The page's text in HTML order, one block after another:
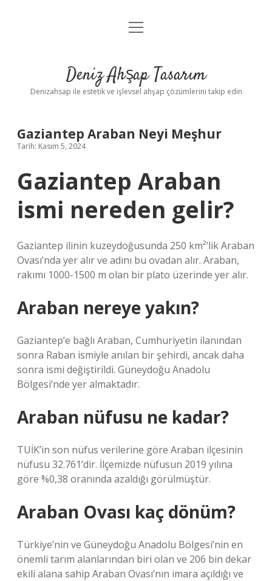
Anasayfa
Yasal Uyarı
menüyü
Deniz Ahşap Tasarım
Denizahsap ile estetik ve işlevsel ahşap çözümlerini takip edin
Gaziantep Araban Neyi Meşhur
Tarih: Kasım 5, 2024
Gaziantep Araban
ismi nereden gelir?
Gaziantep ilinin kuzeydoğusunda 250 km²’lik Araban
Ovası’nda yer alır ve adını bu ovadan alır. Araban,
rakımı 1000-1500 m olan bir plato üzerinde yer alır.
Araban nereye yakın?
Gaziantep’e bağlı Araban, Cumhuriyetin ilanından
sonra Raban ismiyle anılan bir şehirdi, ancak daha
sonra ismi değiştirildi. Güneydoğu Anadolu
Bölgesi’nde yer almaktadır.
Araban nüfusu ne kadar?
TUİK’in son nüfus verilerine göre Araban ilçesinin
nüfusu 32.761’dir. İlçemizde nüfusun 2019 yılına
göre %0,38 oranında azaldığı görülmüştür.
Araban Ovası kaç dönüm?
Türkiye’nin ve Güneydoğu Anadolu Bölgesi’nin en
önemli tarım alanlarından biri olan ve 206 bin dekar
ekili alana sahip Araban Ovası’nın imara açıldığı ve